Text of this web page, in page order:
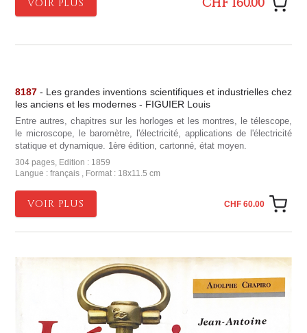
VOIR PLUS
8187 - Les grandes inventions scientifiques et industrielles chez
les anciens et les modernes - FIGUIER Louis
Entre autres, chapitres sur les horloges et les montres, le télescope,
le microscope, le baromètre, l'électricité, applications de l'électricité
statique et dynamique. 1ère édition, cartonné, état moyen.
304 pages, Edition : 1859
Langue : français , Format : 18x11.5 cm
VOIR PLUS CHF 60.00